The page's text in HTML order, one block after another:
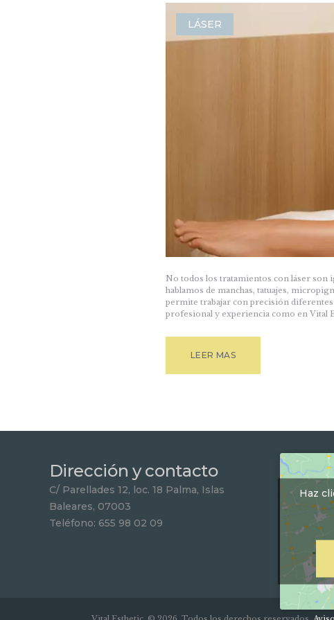
LÁSER
No todos los tratamientos con láser son
hablamos de manchas, tatuajes,
permite trabajar con precisión diferentes
profesional y experiencia como en Vital
LEER MAS
Dirección y contacto
C/ Parellades 12, loc. 18 Palma, Islas
Baleares, 07003
Teléfono: 655 98 02 09
Haz